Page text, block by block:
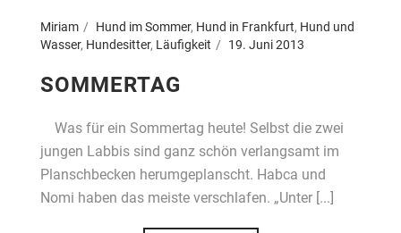
Miriam Hund im Sommer, Hund in Frankfurt, Hund und
Wasser, Hundesitter, Läufigkeit 19. Juni 2013
SOMMERTAG
Was für ein Sommertag heute! Selbst die zwei
jungen Labbis sind ganz schön verlangsamt im
Planschbecken herumgeplanscht. Habca und
Nomi haben das meiste verschlafen. „Unter [...]